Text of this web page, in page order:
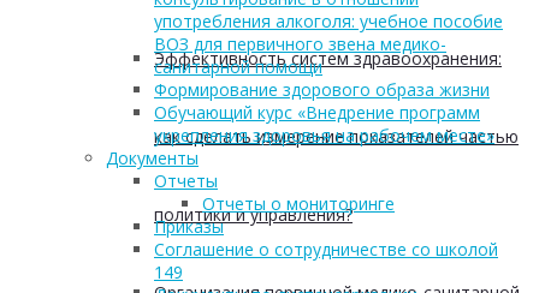
Эффективность систем здравоохранения:
как сделать измерение показателей частью
политики и управления?
употребления алкоголя: учебное пособие
ВОЗ для первичного звена медико-
санитарной помощи
Формирование здорового образа жизни
Обучающий курс «Внедрение программ
укрепления здоровья на рабочем месте»
Документы
Отчеты
Отчеты о мониторинге
Приказы
Соглашение о сотрудничестве со школой
149